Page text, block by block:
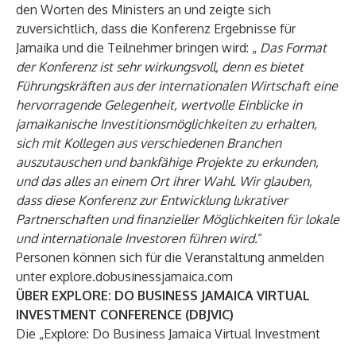
den Worten des Ministers an und zeigte sich
zuversichtlich, dass die Konferenz Ergebnisse für
Jamaika und die Teilnehmer bringen wird: „ Das Format
der Konferenz ist sehr wirkungsvoll, denn es bietet
Führungskräften aus der internationalen Wirtschaft eine
hervorragende Gelegenheit, wertvolle Einblicke in
jamaikanische Investitionsmöglichkeiten zu erhalten,
sich mit Kollegen aus verschiedenen Branchen
auszutauschen und bankfähige Projekte zu erkunden,
und das alles an einem Ort ihrer Wahl. Wir glauben,
dass diese Konferenz zur Entwicklung lukrativer
Partnerschaften und finanzieller Möglichkeiten für lokale
und internationale Investoren führen wird.“
Personen können sich für die Veranstaltung anmelden
unterexplore.dobusinessjamaica.com
ÜBER EXPLORE: DO BUSINESS JAMAICA VIRTUAL
INVESTMENT CONFERENCE (DBJVIC)
Die „Explore: Do Business Jamaica Virtual Investment